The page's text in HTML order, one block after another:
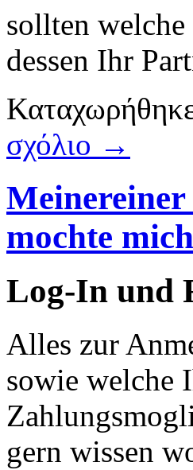
sollten
dessen Ihr
σχόλιο →
mochte
Log-In und
Alles zur
sowie welche
gern wissen